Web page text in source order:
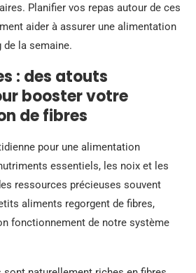
Planifier vos repas autour de ces
aider à assurer une alimentation
la semaine.
: des atouts
booster votre
de fibres
pour une alimentation
essentiels, les noix et les
ressources précieuses souvent
aliments regorgent de fibres,
fonctionnement de notre système